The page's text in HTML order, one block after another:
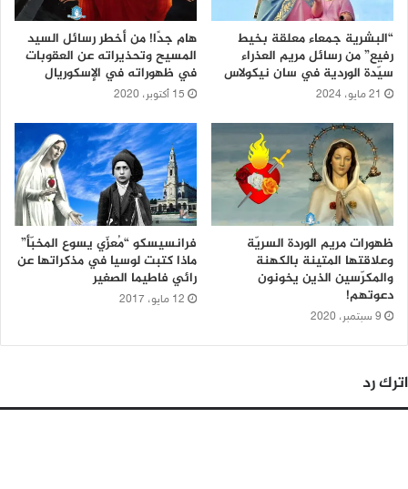
“البشرية جمعاء معلقة بخيط
رفيع” من رسائل مريم العذراء
سيّدة الوردية في سان نيكولاس
21 مايو، 2024
هام جدًا! من أخطر رسائل السيد
المسيح وتحذيراته عن العقوبات
في ظهوراته في الإسكوريال
15 أكتوبر، 2020
ظهورات مريم الوردة السريّة
وعلاقتها المتينة بالكهنة
والمكرّسين الذين يخونون
دعوتهم!
9 سبتمبر، 2020
فرانسيسكو “مُعزّي يسوع المخبّأ”
ماذا كتبت لوسيا في مذكراتها عن
رائي فاطيما الصغير
12 مايو، 2017
اترك رد